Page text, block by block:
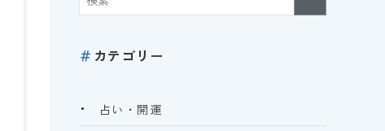
＃ カテゴリー
占い・開運